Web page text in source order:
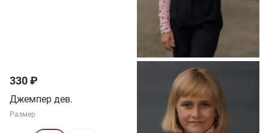
330 ₽
Джемпер дев.
Размер